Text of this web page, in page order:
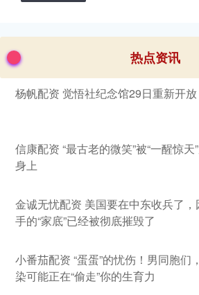
热点资讯
杨帆配资 觉悟社纪念馆29日重新开放
信康配资 “最古老的微笑”被“一醒惊天
身上
金诚无忧配资 美国要在中东收兵了，
手的“家底”已经被彻底摧毁了
小番茄配资 “蛋蛋”的忧伤！男同胞们
染可能正在“偷走”你的生育力